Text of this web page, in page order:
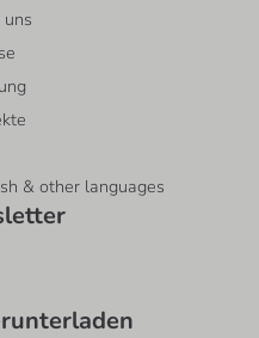
uns
& other languages